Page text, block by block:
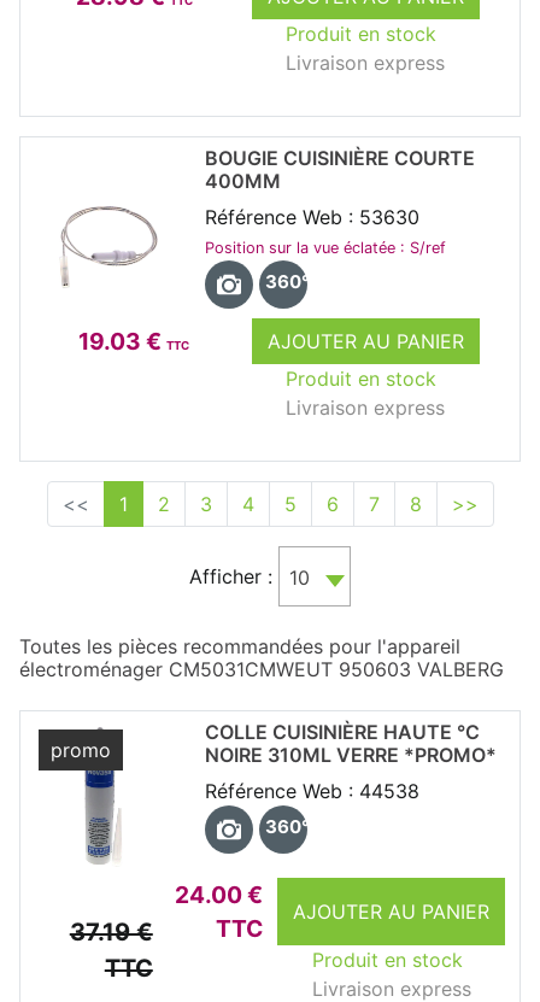
Produit en stock
Livraison express
19.03 € TTC
AJOUTER AU PANIER
Produit en stock
Livraison express
BOUGIE CUISINIÈRE COURTE
400MM
Référence Web : 53630
Position sur la vue éclatée : S/ref
360°
<< 1 2 3 4 5 6 7 8 >>
Afficher : 10
Toutes les pièces recommandées pour l'appareil
électroménager CM5031CMWEUT 950603 VALBERG
promo
37.19 €
TTC
24.00 €
TTC
AJOUTER AU PANIER
Produit en stock
Livraison express
COLLE CUISINIÈRE HAUTE °C
NOIRE 310ML VERRE *PROMO*
Référence Web : 44538
360°